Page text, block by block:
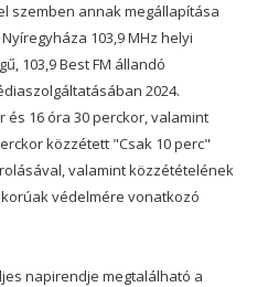
szemben annak megállapítása
103,9 MHz helyi
103,9 Best FM állandó
2024.
és 16 óra 30 perckor, valamint
közzétett "Csak 10 perc"
valamint közzétételének
védelmére vonatkozó
napirendje megtalálható a